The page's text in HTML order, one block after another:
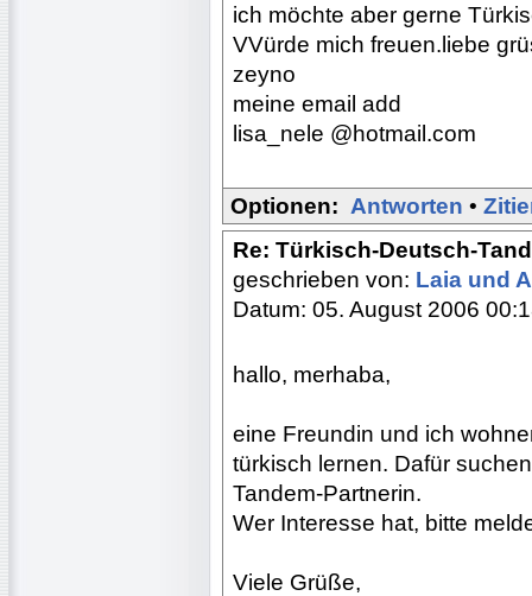
ich möchte aber gerne
VVürde mich freuen.liebe
zeyno
meine email add
lisa_nele @hotmail.com
Optionen: Antworten •
Re: Türkisch-Deutsch-
geschrieben von: Laia und
Datum: 05. August 2006
hallo, merhaba,
eine Freundin und ich
türkisch lernen. Dafür
Tandem-Partnerin.
Wer Interesse hat, bitte
Viele Grüße,